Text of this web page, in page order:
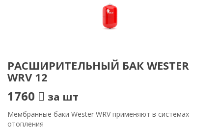
РАСШИРИТЕЛЬНЫЙ БАК WESTER
WRV 12
1760 за шт
Мембранные баки Wester WRV применяют в системах
отопления